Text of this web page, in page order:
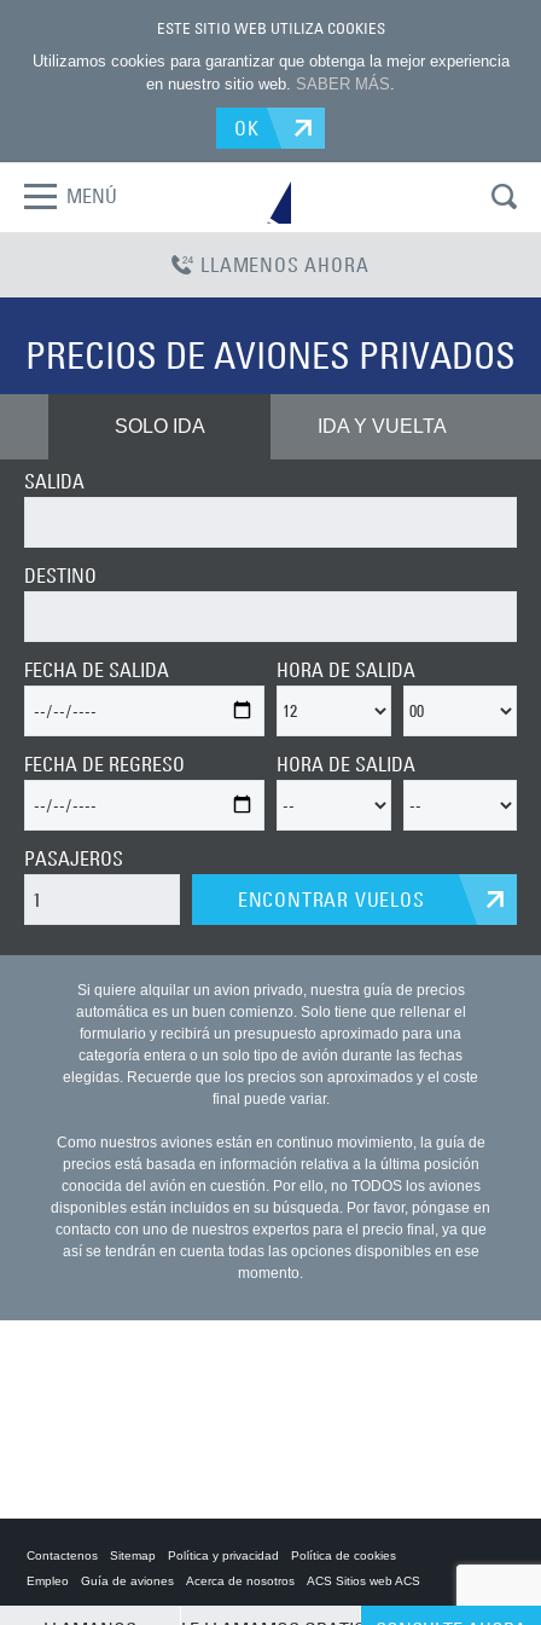
ESTE SITIO WEB UTILIZA COOKIES
Utilizamos cookies para garantizar que obtenga la mejor experiencia
en nuestro sitio web. SABER MÁS.
OK
MENÚ
LLAMENOS AHORA
SOLO IDA IDA Y VUELTA
SALIDA
DESTINO
FECHA DE SALIDA HORA DE SALIDA
FECHA DE REGRESO HORA DE SALIDA
PASAJEROS
ENCONTRAR VUELOS
PRECIOS DE AVIONES PRIVADOS
Si quiere alquilar un avion privado, nuestra guía de precios
automática es un buen comienzo. Solo tiene que rellenar el
formulario y recibirá un presupuesto aproximado para una
categoría entera o un solo tipo de avión durante las fechas
elegidas. Recuerde que los precios son aproximados y el coste
final puede variar.
Como nuestros aviones están en continuo movimiento, la guía de
precios está basada en información relativa a la última posición
conocida del avión en cuestión. Por ello, no TODOS los aviones
disponibles están incluidos en su búsqueda. Por favor, póngase en
contacto con uno de nuestros expertos para el precio final, ya que
así se tendrán en cuenta todas las opciones disponibles en ese
momento.
Contactenos Sitemap Política y privacidad
Política de cookies
Empleo
Guía de aviones Acerca de nosotros ACS Sitios web ACS